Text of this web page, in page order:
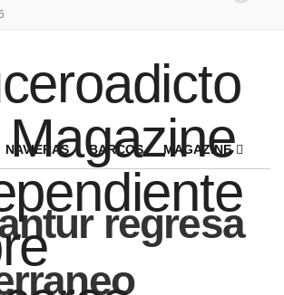
NAVIERAS BARCOS MAGAZINE
regresa